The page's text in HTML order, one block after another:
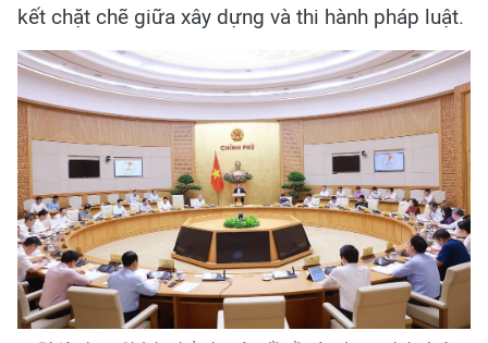
kết chặt chẽ giữa xây dựng và thi hành pháp luật.